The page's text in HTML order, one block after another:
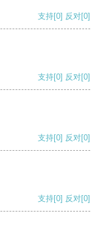
支持[0] 反对[0]
支持[0] 反对[0]
支持[0] 反对[0]
支持[0] 反对[0]